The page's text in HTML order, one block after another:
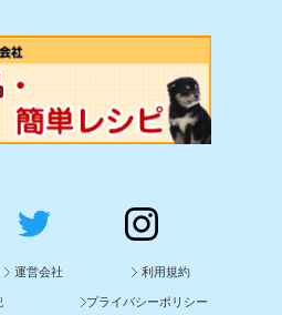
運営会社 利用規約
プライバシーポリシー